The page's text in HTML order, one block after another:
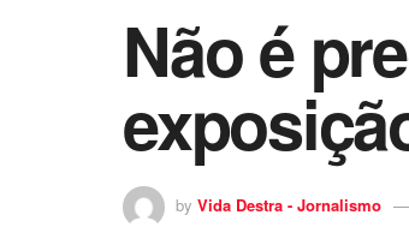
Não é
by Vida Destra - Jornalismo